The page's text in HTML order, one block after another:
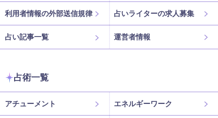
利用者情報の外部送信規律 占いライターの求人募集
占い記事一覧 運営者情報
占術一覧
アチューメント エネルギーワーク